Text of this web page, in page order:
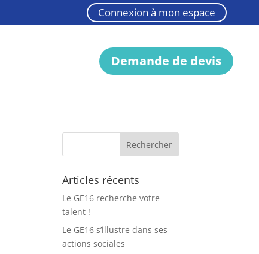
Connexion à mon espace
Demande de devis
Articles récents
Le GE16 recherche votre
talent !
Le GE16 s’illustre dans ses
actions sociales